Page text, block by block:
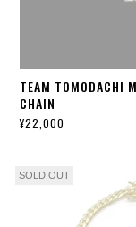
TEAM TOMODACHI
CHAIN
¥22,000
SOLD OUT